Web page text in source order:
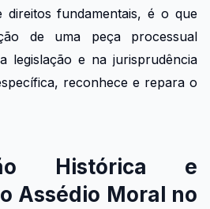
direitos fundamentais, é o que
de uma peça processual
legislação e na jurisprudência
reconhece e repara o
Histórica e
Assédio Moral no